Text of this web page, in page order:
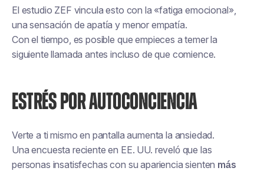
El estudio ZEF vincula esto con la «fatiga emocional»,
una sensación de apatía y menor empatía.
Con el tiempo, es posible que empieces a temer la
siguiente llamada antes incluso de que comience.
ESTRÉS POR AUTOCONCIENCIA
Verte a ti mismo en pantalla aumenta la ansiedad.
Una encuesta reciente en EE. UU. reveló que las
personas insatisfechas con su apariencia sienten más